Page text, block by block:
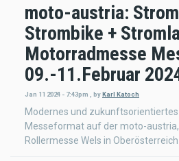
moto-austria:
Strombike +
Motorradmesse
09.-11.Februar
Jan 11 2024 - 7:43pm byKarl Katoch
Modernes und zukunftsorientiertes
Messeformat auf der moto-
Rollermesse Wels in Oberösterreich